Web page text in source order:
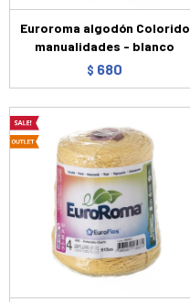
Euroroma algodón Colorido
manualidades - blanco
$ 680